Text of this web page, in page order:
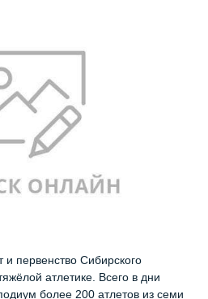
первенство Сибирского
атлетике. Всего в дни
более 200 атлетов из семи